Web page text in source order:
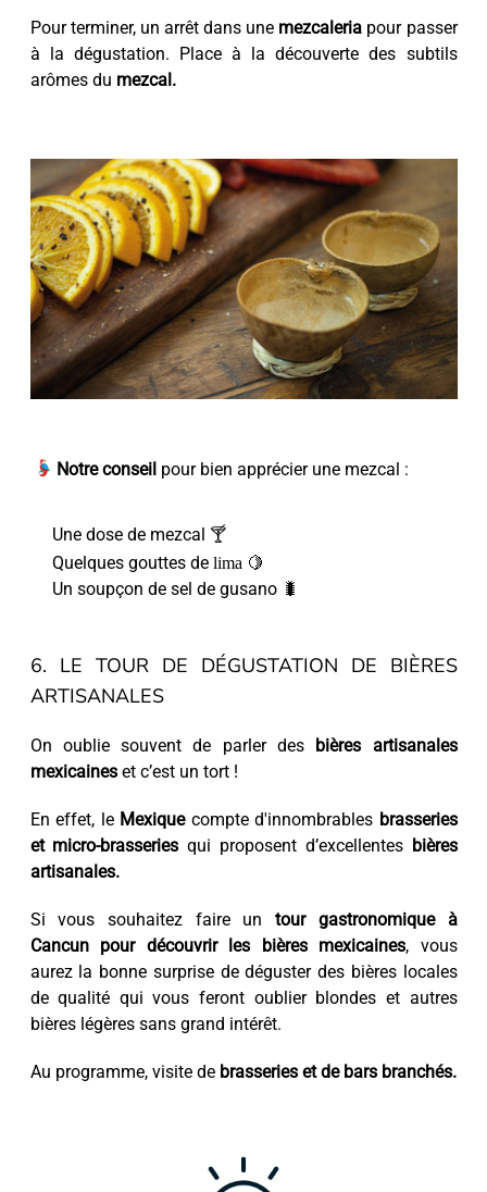
Pour terminer, un arrêt dans une mezcaleria pour passer
à la dégustation. Place à la découverte des subtils
arômes du mezcal.
Notre conseil pour bien apprécier une mezcal :
Une dose de mezcal 🍸
Quelques gouttes de lima🍋
Un soupçon de sel de gusano 🐛
6. LE TOUR DE DÉGUSTATION DE BIÈRES
ARTISANALES
On oublie souvent de parler des
bières artisanales
mexicaineset c’est un tort !
En effet, le Mexiquecompte d'innombrables brasseries
et micro-brasseries qui proposent d’excellentes bières
artisanales.
Si vous souhaitez faire untour gastronomique à
Cancun pour découvrir les bières mexicaines, vous
aurez la bonne surprise de déguster des bières locales
de qualité qui vous feront oublier blondes et autres
bières légères sans grand intérêt.
Au programme, visite de brasseries et de bars branchés.